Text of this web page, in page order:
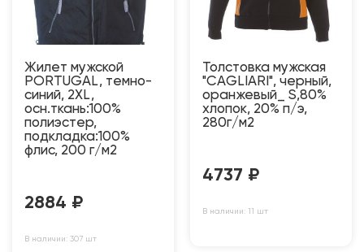
Жилет мужской
PORTUGAL, темно-
синий, 2XL,
осн.ткань:100%
полиэстер,
подкладка:100%
флис, 200 г/м2
2884 ₽
В наличии: 307 шт
Толстовка мужская
"CAGLIARI", черный,
оранжевый_ S,80%
хлопок, 20% п/э,
280г/м2
4737 ₽
В наличии: 11 шт